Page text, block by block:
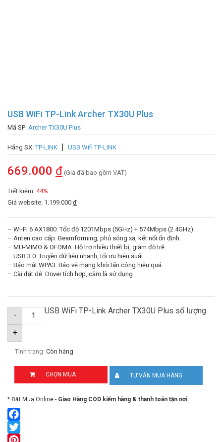
USB WiFi TP-Link Archer TX30U Plus
Mã SP: Archer TX30U Plus
Hãng SX:TP-LINK USB Wifi TP-LINK
669.000 đ (Giá đã bao gồm VAT)
Tiết kiệm: 44%
Giá website: 1.199.000 đ
– Wi-Fi 6 AX1800: Tốc độ 1201Mbps (5GHz) + 574Mbps (2.4GHz).
– Anten cao cấp: Beamforming, phủ sóng xa, kết nối ổn định.
– MU-MIMO & OFDMA: Hỗ trợ nhiều thiết bị, giảm độ trễ.
– USB 3.0: Truyền dữ liệu nhanh, tối ưu hiệu suất.
– Bảo mật WPA3: Bảo vệ mạng khỏi tấn công hiệu quả.
– Cài đặt dễ: Driver tích hợp, cắm là sử dụng
- USB WiFi TP-Link Archer TX30U Plus số lượng
+
Tình trạng: Còn hàng
CHỌN MUA TƯ VẤN MUA HÀNG
* Đặt Mua Online - Giao Hàng COD kiểm hàng & thanh toán tận nơi
Facebook
Twitter